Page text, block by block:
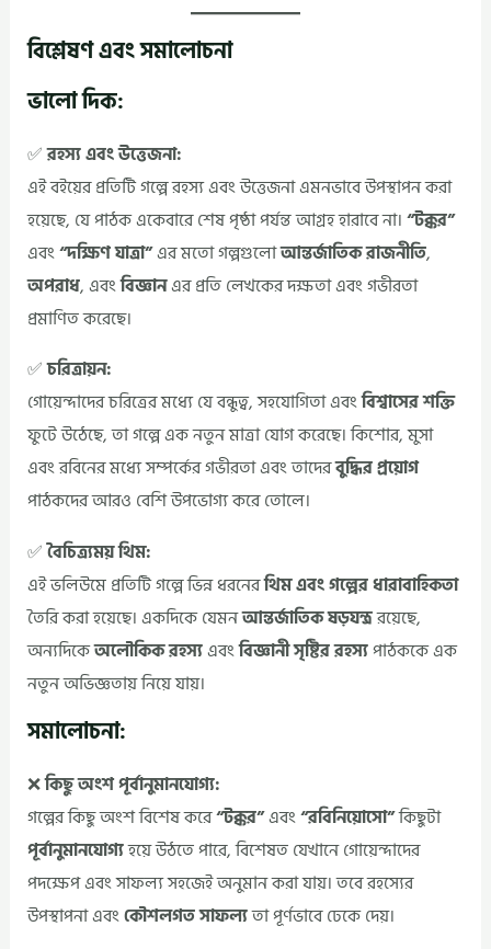
বিশ্লেষণ এবং সমালোচনা
ভালো দিক:
✅রহস্য এবং উত্তেজনা:
এই বইয়ের প্রতিটি গল্পে রহস্য এবং উত্তেজনা এমনভাবে উপস্থাপন করা
হয়েছে, যে পাঠক একেবারে শেষ পৃষ্ঠা পর্যন্ত আগ্রহ হারাবে না।“টক্কর”
এবং“দক্ষিণ যাত্রা”এর মতো গল্পগুলোআন্তর্জাতিক রাজনীতি,
অপরাধ, এবংবিজ্ঞানএর প্রতি লেখকের দক্ষতা এবং গভীরতা
প্রমাণিত করেছে।
✅চরিত্রায়ন:
গোয়েন্দাদের চরিত্রের মধ্যে যে বন্ধুত্ব, সহযোগিতা এবংবিশ্বাসের শক্তি
ফুটে উঠেছে, তা গল্পে এক নতুন মাত্রা যোগ করেছে। কিশোর, মুসা
এবং রবিনের মধ্যে সম্পর্কের গভীরতা এবং তাদেরবুদ্ধির প্রয়োগ
পাঠকদের আরও বেশি উপভোগ্য করে তোলে।
✅বৈচিত্র্যময় থিম:
এই ভলিউমে প্রতিটি গল্পে ভিন্ন ধরনেরথিম এবং গল্পের ধারাবাহিকতা
তৈরি করা হয়েছে। একদিকে যেমনআন্তর্জাতিক ষড়যন্ত্ররয়েছে,
অন্যদিকেঅলৌকিক রহস্যএবংবিজ্ঞানী সৃষ্টির রহস্যপাঠককে এক
নতুন অভিজ্ঞতায় নিয়ে যায়।
সমালোচনা:
❌কিছু অংশ পূর্বানুমানযোগ্য:
গল্পের কিছু অংশ বিশেষ করে“টক্কর”এবং“রবিনিয়োসো”কিছুটা
পূর্বানুমানযোগ্যহয়ে উঠতে পারে, বিশেষত যেখানে গোয়েন্দাদের
পদক্ষেপ এবং সাফল্য সহজেই অনুমান করা যায়। তবে রহস্যের
উপস্থাপনা এবংকৌশলগত সাফল্যতা পূর্ণভাবে ঢেকে দেয়।